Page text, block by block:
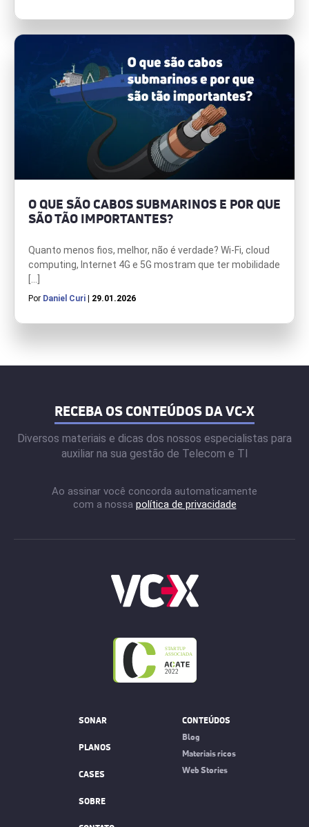
O QUE SÃO CABOS SUBMARINOS E POR QUE
SÃO TÃO IMPORTANTES?
Quanto menos fios, melhor, não é verdade? Wi-Fi, cloud
computing, Internet 4G e 5G mostram que ter mobilidade
Por Daniel Curi | 29.01.2026
RECEBA OS CONTEÚDOS DA VC-X
Diversos materiais e dicas dos nossos especialistas para
auxiliar na sua gestão de Telecom e TI
Ao assinar você concorda automaticamente
com a nossa política de privacidade
SONAR
PLANOS
CASES
SOBRE
CONTEÚDOS
Blog
Materiais ricos
Web Stories